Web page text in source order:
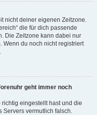
nicht deiner eigenen Zeitzone.
die für dich passende
Die Zeitzone kann dabei nur
Wenn du noch nicht registriert
geht immer noch
eingestellt hast und die
Servers vermutlich falsch.